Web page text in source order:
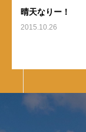
晴天なりー！
2015.10.26